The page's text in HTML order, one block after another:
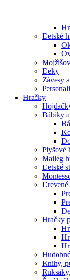
Detské
Deky
Závesy
Hračky
Bábiky
Plyšové
Maileg
Detské
Hračky
Knihy,